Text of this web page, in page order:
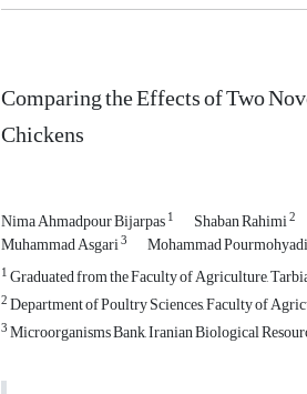
Comparing the Effects of Two
Chickens
Nima Ahmadpour Bijarpas1 Shaban Rahimi2
Muhammad Asgari3 Mohammad
1Graduated from the Faculty of Agriculture,
2Department of Poultry Sciences, Faculty of
3Microorganisms Bank, Iranian Biological